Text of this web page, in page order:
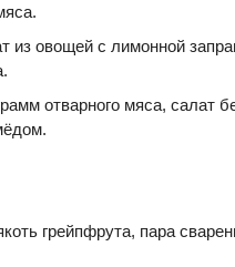
из овощей с лимонной
отварного мяса, салат
грейпфрута, пара